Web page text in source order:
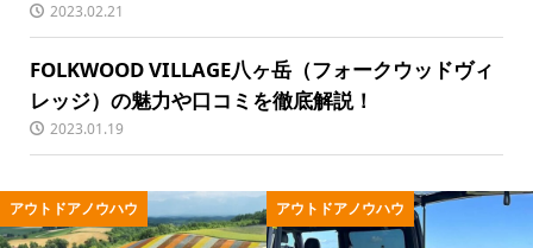
2023.02.21
FOLKWOOD VILLAGE八ヶ岳（フォークウッドヴィ
レッジ）の魅力や口コミを徹底解説！
2023.01.19
アウトドア用品 キャンプ用品